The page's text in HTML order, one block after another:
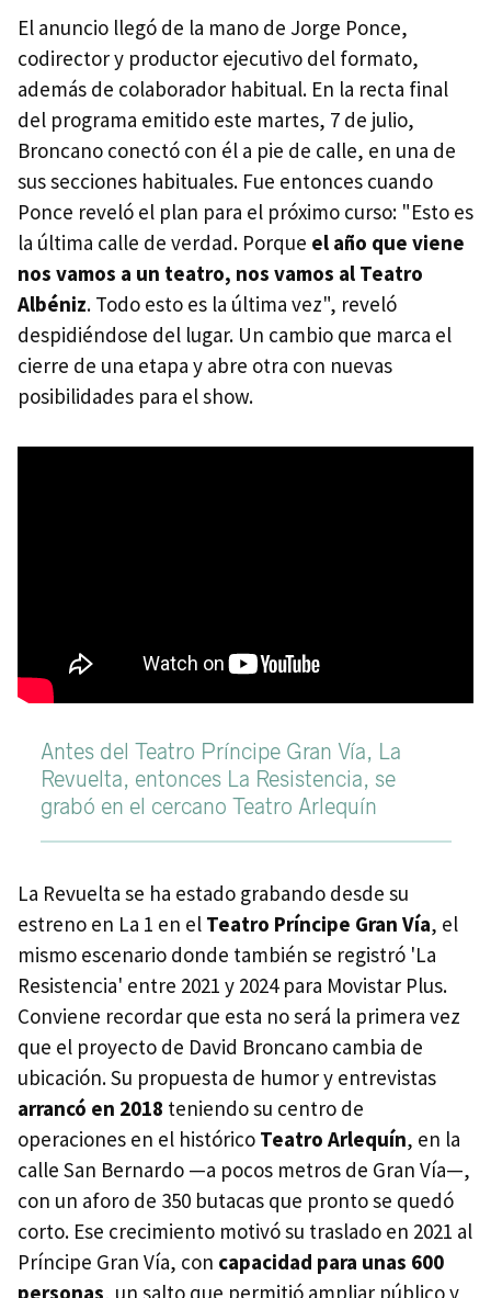
El anuncio llegó de la mano de Jorge Ponce,
codirector y productor ejecutivo del formato,
además de colaborador habitual. En la recta final
del programa emitido este martes, 7 de julio,
Broncano conectó con él a pie de calle, en una de
sus secciones habituales. Fue entonces cuando
Ponce reveló el plan para el próximo curso: "Esto es
la última calle de verdad. Porque el año que viene
nos vamos a un teatro, nos vamos al Teatro
Albéniz. Todo esto es la última vez", reveló
despidiéndose del lugar. Un cambio que marca el
cierre de una etapa y abre otra con nuevas
posibilidades para el show.
Antes del Teatro Príncipe Gran Vía, La
Revuelta, entonces La Resistencia, se
grabó en el cercano Teatro Arlequín
La Revuelta se ha estado grabando desde su
estreno en La 1 en el Teatro Príncipe Gran Vía, el
mismo escenario donde también se registró 'La
Resistencia' entre 2021 y 2024 para Movistar Plus.
Conviene recordar que esta no será la primera vez
que el proyecto de David Broncano cambia de
ubicación. Su propuesta de humor y entrevistas
arrancó en 2018 teniendo su centro de
operaciones en el histórico Teatro Arlequín, en la
calle San Bernardo —a pocos metros de Gran Vía—,
con un aforo de 350 butacas que pronto se quedó
corto. Ese crecimiento motivó su traslado en 2021 al
Príncipe Gran Vía, con capacidad para unas 600